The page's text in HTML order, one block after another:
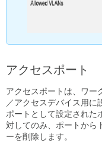
アクセスポート
アクセスポートは、ワー
／アクセスデバイス用に
ポートとして設定された
対してのみ、ポートから
ーを削除します。